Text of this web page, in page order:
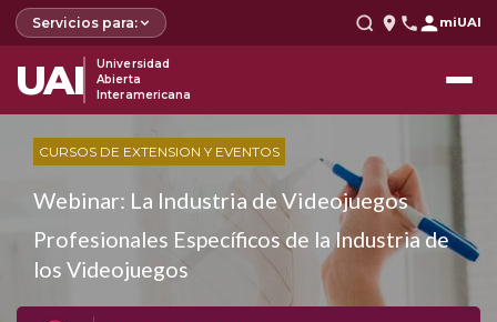
Servicios para: miUAI
UAI
Universidad
Abierta
Interamericana
CURSOS DE EXTENSION Y EVENTOS
Webinar: La Industria de Videojuegos
Profesionales Específicos de la Industria de
los Videojuegos